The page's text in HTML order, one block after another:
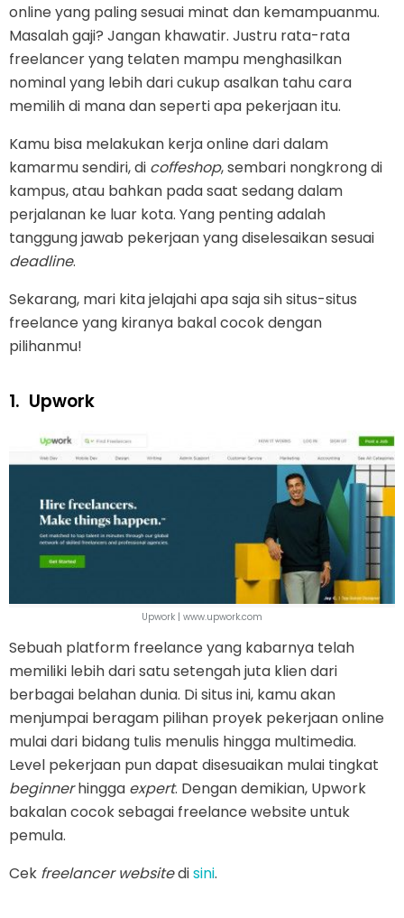
online yang paling sesuai minat dan kemampuanmu.
Masalah gaji? Jangan khawatir. Justru rata-rata
freelancer yang telaten mampu menghasilkan
nominal yang lebih dari cukup asalkan tahu cara
memilih di mana dan seperti apa pekerjaan itu.
Kamu bisa melakukan kerja online dari dalam
kamarmu sendiri, di coffeshop, sembari nongkrong di
kampus, atau bahkan pada saat sedang dalam
perjalanan ke luar kota. Yang penting adalah
tanggung jawab pekerjaan yang diselesaikan sesuai
deadline.
Sekarang, mari kita jelajahi apa saja sih situs-situs
freelance yang kiranya bakal cocok dengan
pilihanmu!
1. Upwork
Upwork | www.upwork.com
Sebuah platform freelance yang kabarnya telah
memiliki lebih dari satu setengah juta klien dari
berbagai belahan dunia. Di situs ini, kamu akan
menjumpai beragam pilihan proyek pekerjaan online
mulai dari bidang tulis menulis hingga multimedia.
Level pekerjaan pun dapat disesuaikan mulai tingkat
beginnerhingga expert. Dengan demikian, Upwork
bakalan cocok sebagai freelance website untuk
pemula.
Cek freelancer websitedisini.